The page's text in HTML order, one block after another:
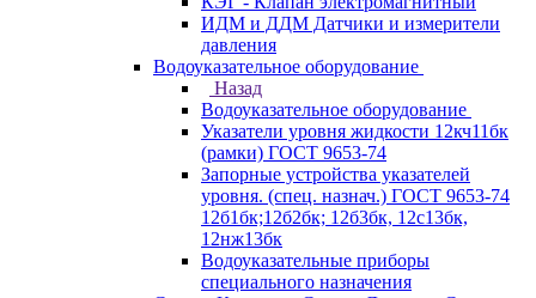
ИДМ и ДДМ Датчики и измерители
давления
Водоуказательное оборудование
Назад
Водоуказательное оборудование
Указатели уровня жидкости 12кч11бк
(рамки) ГОСТ 9653-74
Запорные устройства указателей
уровня. (спец. назнач.) ГОСТ 9653-74
12б1бк;12б2бк; 12б3бк, 12с13бк,
12нж13бк
Водоуказательные приборы
специального назначения